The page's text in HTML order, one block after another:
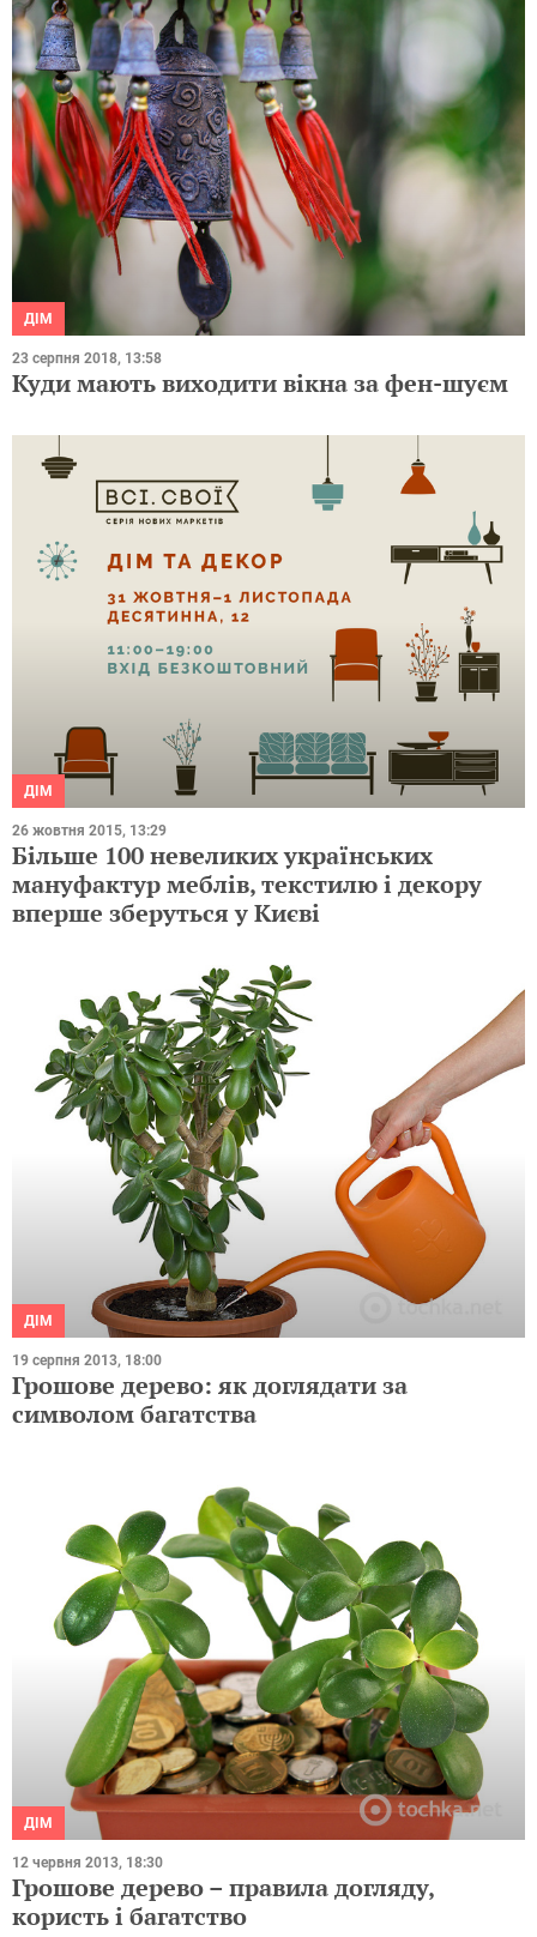
ДІМ
23 серпня 2018, 13:58
Куди мають виходити вікна за фен-шуєм
ДІМ
26 жовтня 2015, 13:29
Більше 100 невеликих українських
мануфактур меблів, текстилю і декору
вперше зберуться у Києві
ДІМ
19 серпня 2013, 18:00
Грошове дерево: як доглядати за
символом багатства
ДІМ
12 червня 2013, 18:30
Грошове дерево – правила догляду,
користь і багатство